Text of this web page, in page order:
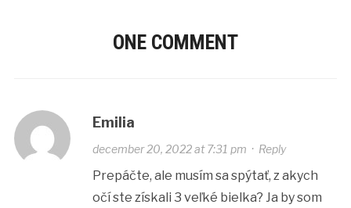
ONE COMMENT
Emilia
december 20, 2022 at 7:31 pm · Reply
Prepáčte, ale musím sa spýtať, z akych
očí ste získali 3 veľké bielka? Ja by som